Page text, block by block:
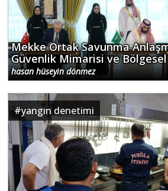
Mekke Ortak Savunma
Güvenlik Mimarisi ve
hasan hüseyin dönmez
#yangın denetimi